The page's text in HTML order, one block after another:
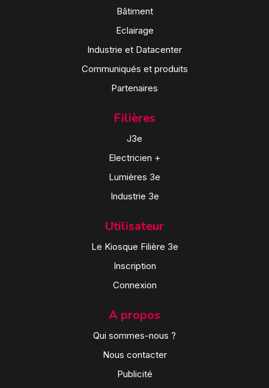
Bâtiment
Eclairage
Industrie et Datacenter
Communiqués et produits
Partenaires
Filières
J3e
Electricien +
Lumières 3e
Industrie 3e
Utilisateur
Le Kiosque Filière 3e
Inscription
Connexion
A propos
Qui sommes-nous ?
Nous contacter
Publicité